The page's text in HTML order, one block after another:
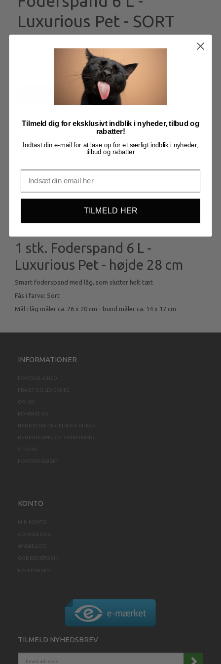
Luxurious Pet - SORT
Foderspand 6 L - Luxurious Pet i farve sort
1 stk. Foderspand 6 L -
Luxurious Pet - højde 28 cm
Smart foderspand med låg, som slutter helt tæt
Fås i farve: Sort
Mål : låg måler ca. 26 x 20 cm - bund måler ca. 14 x 17 cm
INFORMATIONER
FORTROLIGHED
FRAGT OG LEVERING
OM OS
KONTAKT OS
HANDELSBETINGELSER & VILKÅR
RETURNERING OG OMBYTNING
SITEMAP
FORTRYD KØBET
KONTO
MIN KONTO
ADRESSEBOG
ØNSKELISTE
ORDREHISTORIK
NYHEDSBREV
TILMELD NYHEDSBREV
ADRESSE
Tilmeld dig for eksklusivt indblik i nyheder, tilbud og
rabatter!
Indtast din e-mail for at låse op for et særligt indblik i nyheder,
tilbud og rabatter
TILMELD HER